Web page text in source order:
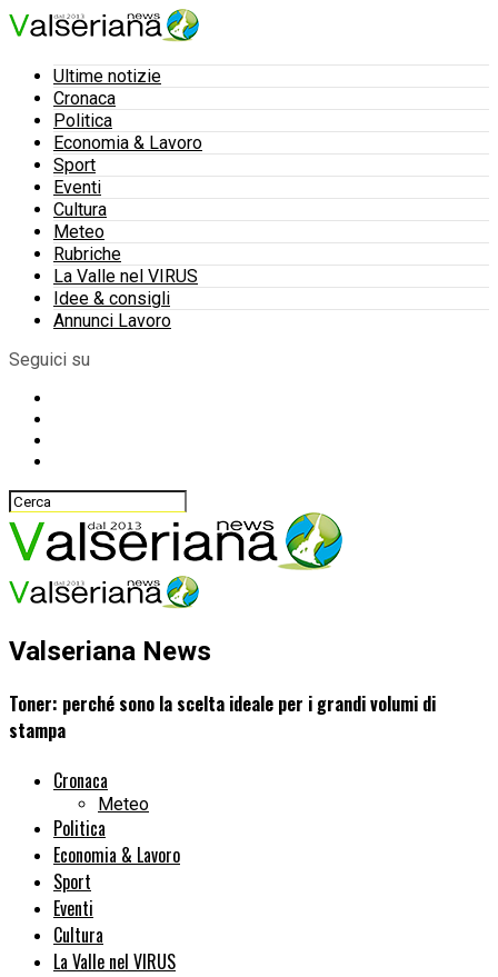
Ultime notizie
Cronaca
Politica
Economia & Lavoro
Sport
Eventi
Cultura
Meteo
Rubriche
La Valle nel VIRUS
Idee & consigli
Annunci Lavoro
Seguici su
Valseriana News
Toner: perché sono la scelta ideale per i grandi volumi di
stampa
Cronaca
Meteo
Politica
Economia & Lavoro
Sport
Eventi
Cultura
La Valle nel VIRUS